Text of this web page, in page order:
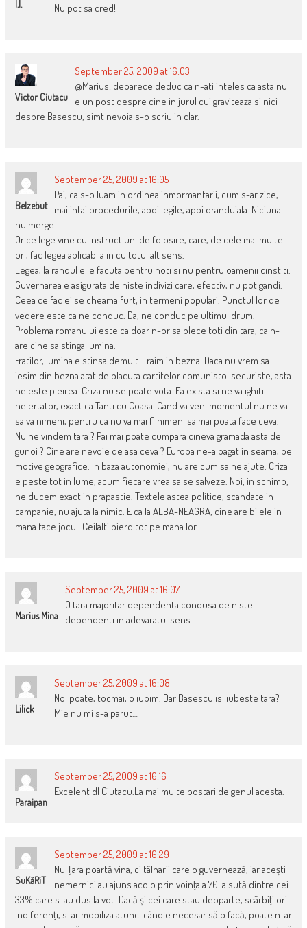
I.I.
Nu pot sa cred!
Victor Ciutacu
September 25, 2009 at 16:03
@Marius: deoarece deduc ca n-ati inteles ca asta nu
e un post despre cine in jurul cui graviteaza si nici
despre Basescu, simt nevoia s-o scriu in clar.
Belzebut
September 25, 2009 at 16:05
Pai, ca s-o luam in ordinea inmormantarii, cum s-ar zice,
mai intai procedurile, apoi legile, apoi oranduiala. Niciuna
nu merge.
Orice lege vine cu instructiuni de folosire, care, de cele mai multe
ori, fac legea aplicabila in cu totul alt sens.
Legea, la randul ei e facuta pentru hoti si nu pentru oamenii cinstiti.
Guvernarea e asigurata de niste indivizi care, efectiv, nu pot gandi.
Ceea ce fac ei se cheama furt, in termeni populari. Punctul lor de
vedere este ca ne conduc. Da, ne conduc pe ultimul drum.
Problema romanului este ca doar n-or sa plece toti din tara, ca n-
are cine sa stinga lumina.
Fratilor, lumina e stinsa demult. Traim in bezna. Daca nu vrem sa
iesim din bezna atat de placuta cartitelor comunisto-securiste, asta
ne este pieirea. Criza nu se poate vota. Ea exista si ne va ighiti
neiertator, exact ca Tanti cu Coasa. Cand va veni momentul nu ne va
salva nimeni, pentru ca nu va mai fi nimeni sa mai poata face ceva.
Nu ne vindem tara ? Pai mai poate cumpara cineva gramada asta de
gunoi ? Cine are nevoie de asa ceva ? Europa ne-a bagat in seama, pe
motive geografice. In baza autonomiei, nu are cum sa ne ajute. Criza
e peste tot in lume, acum fiecare vrea sa se salveze. Noi, in schimb,
ne ducem exact in prapastie. Textele astea politice, scandate in
campanie, nu ajuta la nimic. E ca la ALBA-NEAGRA, cine are bilele in
mana face jocul. Ceilalti pierd tot pe mana lor.
Marius Mina
September 25, 2009 at 16:07
O tara majoritar dependenta condusa de niste
dependenti in adevaratul sens .
Lilick
September 25, 2009 at 16:08
Noi poate, tocmai, o iubim. Dar Basescu isi iubeste tara?
Mie nu mi s-a parut…
Paraipan
September 25, 2009 at 16:16
Excelent dl Ciutacu.La mai multe postari de genul acesta.
SuKăRiT
September 25, 2009 at 16:29
Nu Ţara poartă vina, ci tâlharii care o guvernează, iar aceşti
nemernici au ajuns acolo prin voinţa a 70 la sută dintre cei
33% care s-au dus la vot. Dacă şi cei care stau deoparte, scârbiţi ori
indiferenţi, s-ar mobiliza atunci când e necesar să o facă, poate n-ar